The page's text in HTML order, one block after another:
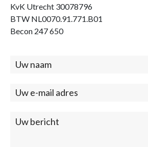
KvK Utrecht 30078796
BTW NL0070.91.771.B01
Becon 247 650
Contact